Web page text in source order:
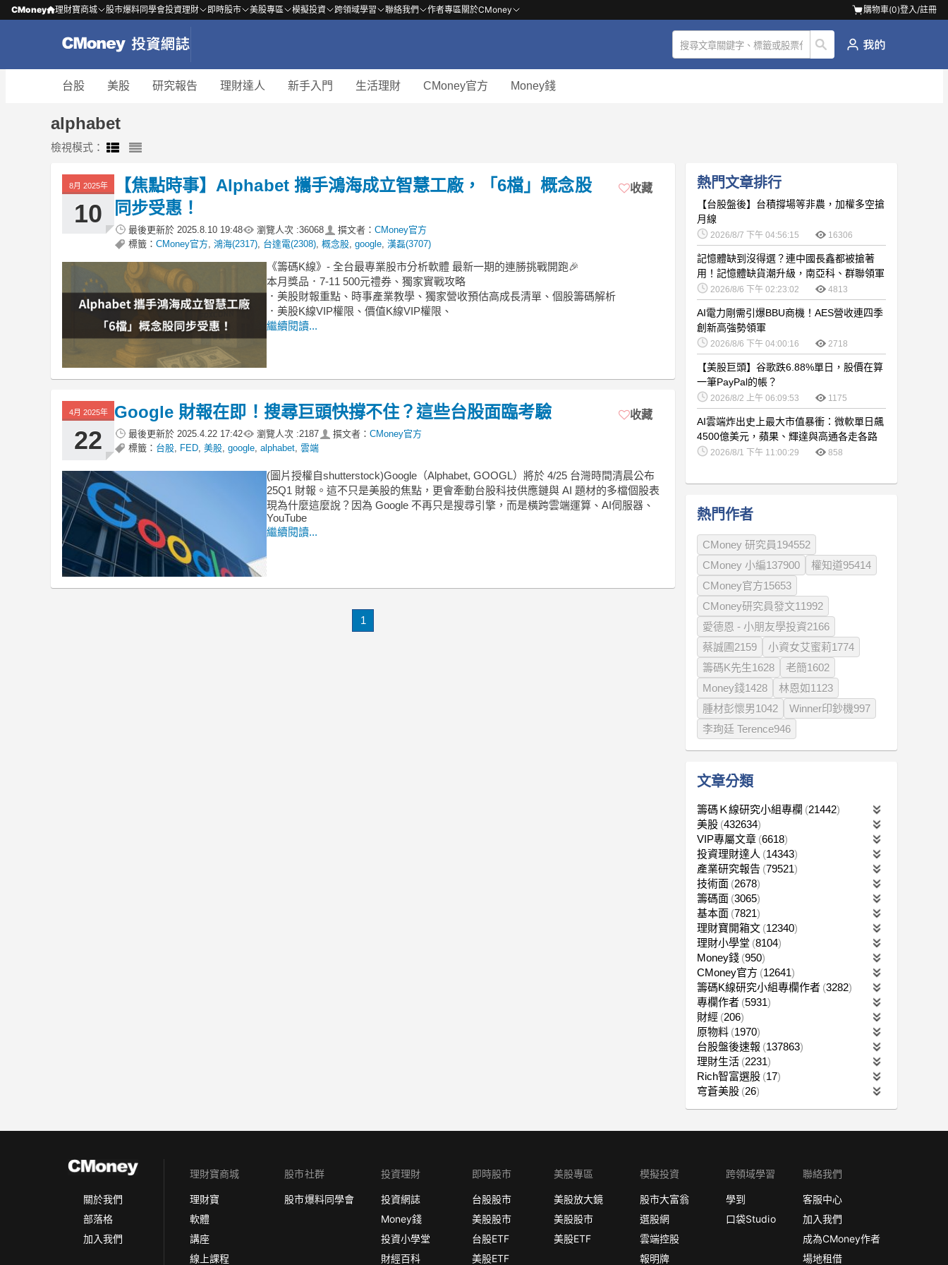
CMoney 理財寶商城 股市爆料同學會投資理財 即時股市 美股專區 模擬投資 跨領域學習 聯絡我們 作者專區關於CMoney 購物車(0)登入/註冊
台股 美股 研究報告 理財達人 新手入門 生活理財 CMoney官方 Money錢
alphabet
檢視模式：
8月 2025年
10
【焦點時事】Alphabet 攜手鴻海成立智慧工廠，「6檔」概念股
同步受惠！
最後更新於 2025.8.10 19:48 瀏覽人次 :36068 撰文者： CMoney官方
標籤： CMoney官方 鴻海(2317) 台達電(2308) 概念股 google 漢磊(3707)
收藏
《籌碼K線》- 全台最專業股市分析軟體 最新一期的連勝挑戰開跑🎉
本月獎品．7-11 500元禮券、獨家實戰攻略
．美股財報重點、時事產業教學、獨家營收預估高成長清單、個股籌碼解析
．美股K線VIP權限、價值K線VIP權限、
繼續閱讀...
4月 2025年
22
Google 財報在即！搜尋巨頭快撐不住？這些台股面臨考驗
最後更新於 2025.4.22 17:42 瀏覽人次 :2187 撰文者： CMoney官方
標籤： 台股 FED 美股 google alphabet 雲端
收藏
(圖片授權自shutterstock)Google（Alphabet, GOOGL）將於 4/25 台灣時間清晨公布
25Q1 財報。這不只是美股的焦點，更會牽動台股科技供應鏈與 AI 題材的多檔個股表
現為什麼這麼說？因為 Google 不再只是搜尋引擎，而是橫跨雲端運算、AI伺服器、
YouTube
繼續閱讀...
1
熱門文章排行
【台股盤後】台積撐場等非農，加權多空搶
月線
2026/8/7 下午 04:56:15 16306
記憶體缺到沒得選？連中國長鑫都被搶著
用！記憶體缺貨潮升級，南亞科、群聯領軍
噴發2026/8/6 下午 02:23:02 4813
AI電力剛需引爆BBU商機！AES營收連四季
創新高強勢領軍
2026/8/6 下午 04:00:16 2718
【美股巨頭】谷歌跌6.88%單日，股價在算
一筆PayPal的帳？
2026/8/2 上午 06:09:53 1175
AI雲端炸出史上最大市值暴衝：微軟單日飆
4500億美元，蘋果、輝達與高通各走各路
2026/8/1 下午 11:00:29 858
熱門作者
CMoney 研究員194552
CMoney 小編137900
權知道95414
CMoney官方15653
CMoney研究員發文11992
愛德恩 - 小朋友學投資2166
蔡誠圃2159
小資女艾蜜莉1774
籌碼K先生1628
老簡1602
Money錢1428
林恩如1123
腫材彭懷男1042
Winner印鈔機997
李珣廷 Terence946
文章分類
籌碼Ｋ線研究小組專欄
21442
美股 432634
VIP專屬文章 6618
投資理財達人
14343
產業研究報告 79521
技術面 2678
籌碼面 3065
基本面 7821
理財寶開箱文 12340
理財小學堂 8104
Money錢 950
CMoney官方 12641
籌碼K線研究小組專欄作者 3282
專欄作者 5931
財經 206
原物料 1970
台股盤後速報 137863
理財生活 2231
Rich智富選股 17
穹蒼美股 26
關於我們
部落格
加入我們
理財寶商城
理財寶
軟體
講座
線上課程
股市社群
股市爆料同學會
投資理財
投資網誌
Money錢
投資小學堂
財經百科
即時股市
台股股市
美股股市
台股ETF
美股ETF
美股專區
美股放大鏡
美股股市
美股ETF
模擬投資
股市大富翁
選股網
雲端控股
報明牌
跨領域學習
學到
口袋Studio
聯絡我們
客服中心
加入我們
成為CMoney作者
場地租借